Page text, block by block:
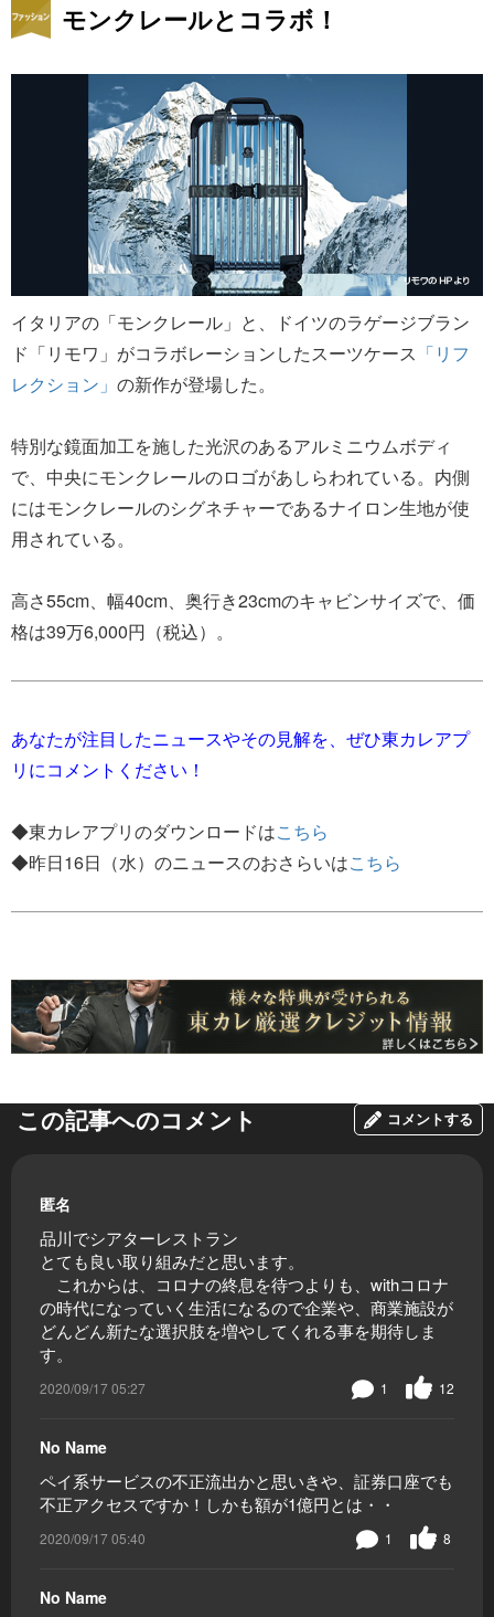
モンクレールとコラボ！
イタリアの「モンクレール」と、ドイツのラゲージブラン
ド「リモワ」がコラボレーションしたスーツケース 「リフ
レクション」 の新作が登場した。
特別な鏡面加工を施した光沢のあるアルミニウムボディ
で、中央にモンクレールのロゴがあしらわれている。内側
にはモンクレールのシグネチャーであるナイロン生地が使
用されている。
高さ55cm、幅40cm、奥行き23cmのキャビンサイズで、価
格は39万6,000円（税込）。
あなたが注目したニュースやその見解を、ぜひ東カレアプ
リにコメントください！
◆東カレアプリのダウンロードはこちら
◆昨日16日（水）のニュースのおさらいはこちら
この記事へのコメント コメントする
匿名
品川でシアターレストラン
とても良い取り組みだと思います。
これからは、コロナの終息を待つよりも、withコロナ
の時代になっていく生活になるので企業や、商業施設が
どんどん新たな選択肢を増やしてくれる事を期待しま
す。
2020/09/17 05:27 12
1
No Name
ペイ系サービスの不正流出かと思いきや、証券口座でも
不正アクセスですか！しかも額が1億円とは・・
2020/09/17 05:40 8
1
No Name